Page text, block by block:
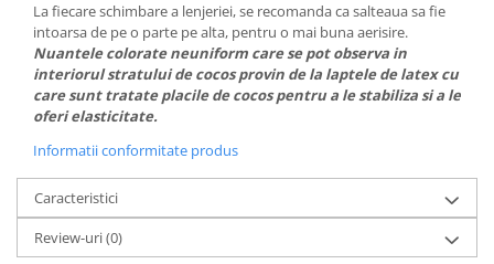
La fiecare schimbare a lenjeriei, se recomanda ca salteaua sa fie
intoarsa de pe o parte pe alta, pentru o mai buna aerisire.
Nuantele colorate neuniform care se pot observa in
interiorul stratului de cocos provin de la laptele de latex cu
care sunt tratate placile de cocos pentru a le stabiliza si a le
oferi elasticitate.
Informatii conformitate produs
Caracteristici
Review-uri(0)